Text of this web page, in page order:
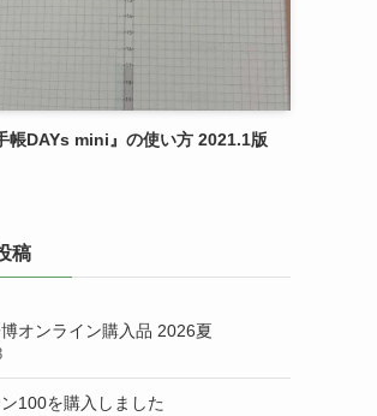
帳DAYs mini』の使い方 2021.1版
稿
オンライン購入品 2026夏
100を購入しました